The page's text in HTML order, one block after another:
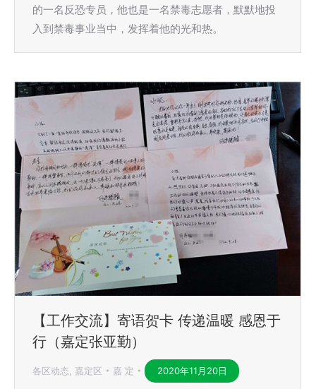
的一名反恐专员，他也是一名禁毒志愿者，默默地投
入到禁毒事业当中，发挥着他的光和热。
【工作交流】寄语贺卡 传递温暖 感恩于
行（嘉定张亚勤）
各区动态 嘉定区 嘉 定 2020年11月20日